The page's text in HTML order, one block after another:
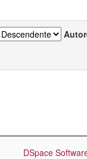
DSpace